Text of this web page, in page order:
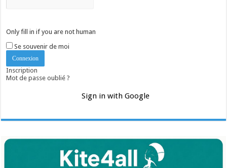
Only fill in if you are not human
Se souvenir de moi
Inscription
Mot de passe oublié ?
Sign in with Google